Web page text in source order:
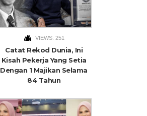
VIEWS: 251
Catat Rekod Dunia, Ini
Kisah Pekerja Yang Setia
Dengan 1 Majikan Selama
84 Tahun